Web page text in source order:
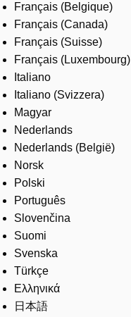
Français (Belgique)
Français (Canada)
Français (Suisse)
Français (Luxembourg)
Italiano
Italiano (Svizzera)
Magyar
Nederlands
Nederlands (België)
Norsk
Polski
Português
Slovenčina
Suomi
Svenska
Türkçe
Ελληνικά
日本語